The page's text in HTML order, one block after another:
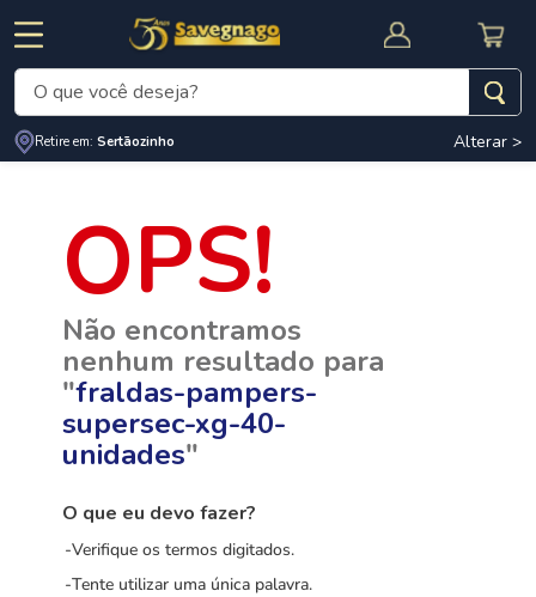
CUPOM DE DESCONTO
O que você deseja?
Retire em: Sertãozinho Alterar >
Não encontramos
nenhum resultado para
"fraldas-pampers-
supersec-xg-40-
unidades"
O que eu devo fazer?
Verifique os termos digitados.
Tente utilizar uma única palavra.
Termos mais buscados
cafe
cerveja
carne
arroz